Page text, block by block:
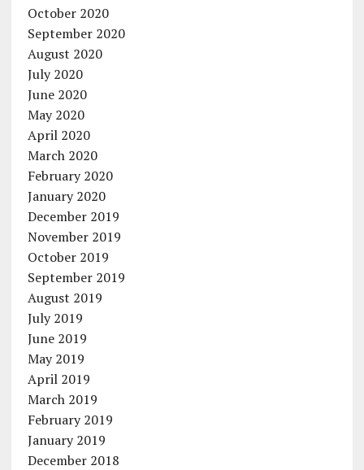
October 2020
September 2020
August 2020
July 2020
June 2020
May 2020
April 2020
March 2020
February 2020
January 2020
December 2019
November 2019
October 2019
September 2019
August 2019
July 2019
June 2019
May 2019
April 2019
March 2019
February 2019
January 2019
December 2018